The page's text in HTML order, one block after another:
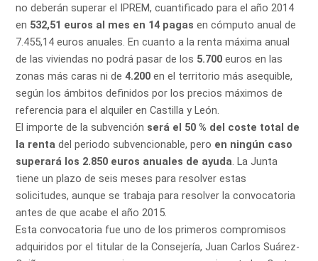
no deberán superar el IPREM, cuantificado para el año 2014
en 532,51 euros al mes en 14 pagas en cómputo anual de
7.455,14 euros anuales. En cuanto a la renta máxima anual
de las viviendas no podrá pasar de los 5.700 euros en las
zonas más caras ni de4.200 en el territorio más asequible,
según los ámbitos definidos por los precios máximos de
referencia para el alquiler en Castilla y León.
El importe de la subvención será el 50 % del coste total de
la renta del periodo subvencionable, pero en ningún caso
superará los 2.850 euros anuales de ayuda. La Junta
tiene un plazo de seis meses para resolver estas
solicitudes, aunque se trabaja para resolver la convocatoria
antes de que acabe el año 2015.
Esta convocatoria fue uno de los primeros compromisos
adquiridos por el titular de la Consejería, Juan Carlos Suárez-